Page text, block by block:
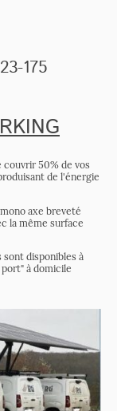
175
couvrir 50% de vos
de l'énergie
axe breveté
la même surface
disponibles à
à domicile